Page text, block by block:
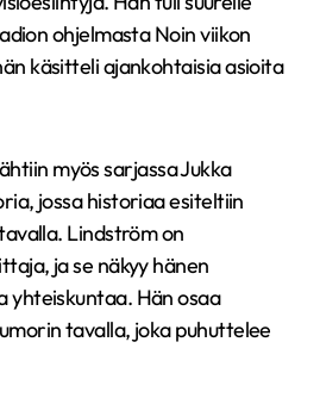
ohjelmasta Noin viikon
käsitteli ajankohtaisia asioita
myös sarjassa Jukka
jossa historiaa esiteltiin
Lindström on
ja se näkyy hänen
yhteiskuntaa. Hän osaa
tavalla, joka puhuttelee